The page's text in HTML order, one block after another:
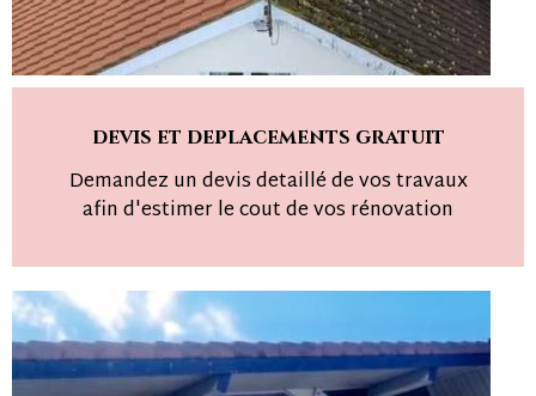
devis et deplacements gratuit
Demandez un devis detaillé de vos travaux
afin d'estimer le cout de vos rénovation